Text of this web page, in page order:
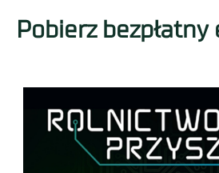
Pobierz bezpłatny